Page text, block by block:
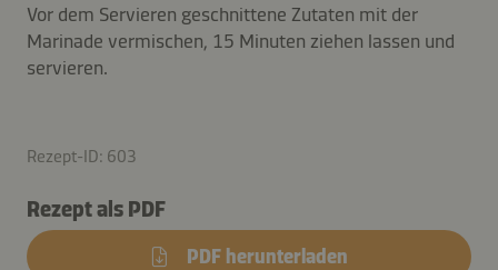
Vor dem Servieren geschnittene Zutaten mit der
Marinade vermischen, 15 Minuten ziehen lassen und
servieren.
Rezept-ID: 603
Rezept als PDF
PDF herunterladen